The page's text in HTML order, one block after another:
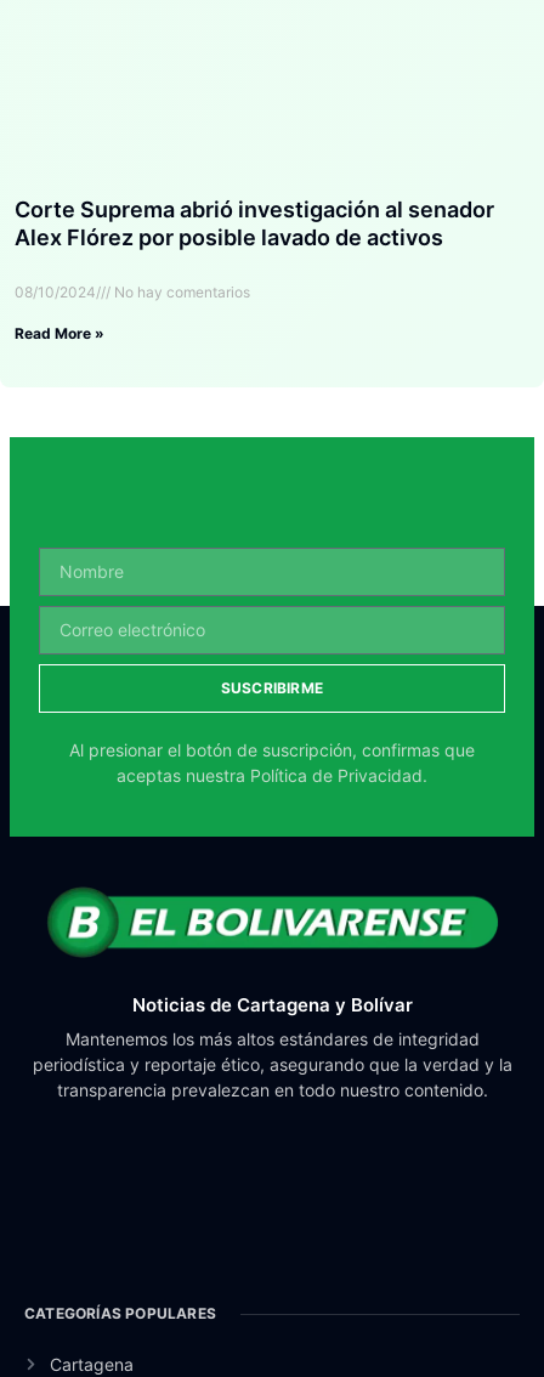
Corte Suprema abrió investigación al senador
Alex Flórez por posible lavado de activos
08/10/2024 No hay comentarios
Read More »
SUSCRIBIRME
Al presionar el botón de suscripción, confirmas que
aceptas nuestra Política de Privacidad.
Noticias de Cartagena y Bolívar
Mantenemos los más altos estándares de integridad
periodística y reportaje ético, asegurando que la verdad y la
transparencia prevalezcan en todo nuestro contenido.
CATEGORÍAS POPULARES
Cartagena